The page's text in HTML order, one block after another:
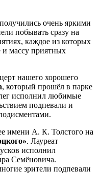
очень яркими
побывать сразу на
каждое из которых
и массу приятных
нашего хорошего
, который прошёл в парке
исполнил любимые
подпевали и
имени А. К. Толстого на
. Лауреат
исполнил
Семёновича.
зрители подпевали